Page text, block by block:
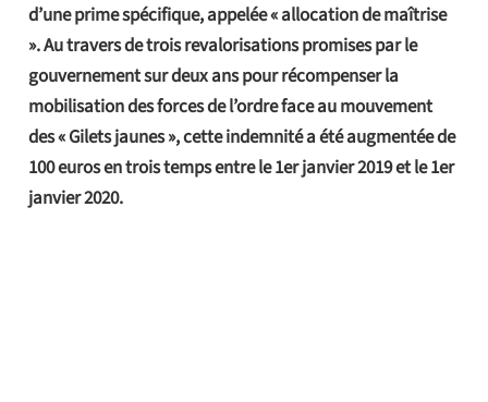
d’une prime spécifique, appelée « allocation de maîtrise
». Au travers de trois revalorisations promises par le
gouvernement sur deux ans pour récompenser la
mobilisation des forces de l’ordre face au mouvement
des « Gilets jaunes », cette indemnité a été augmentée de
100 euros en trois temps entre le 1er janvier 2019 et le 1er
janvier 2020.